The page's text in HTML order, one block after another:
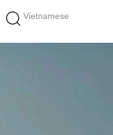
Vietnamese